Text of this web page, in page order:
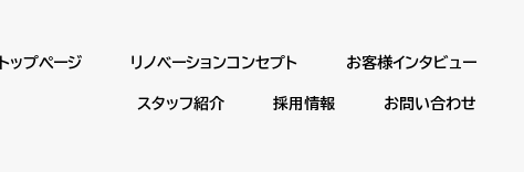
トップページ リノベーションコンセプト お客様インタビュー
スタッフ紹介 採用情報 お問い合わせ